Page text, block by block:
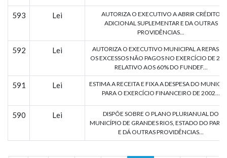
593 Lei
AUTORIZA O EXECUTIVO A ABRIR CRÉDITO
ADICIONAL SUPLEMENTAR E DA OUTRAS
PROVIDÊNCIAS...
592 Lei
AUTORIZA O EXECUTIVO MUNICIPAL A
OS EXCESSOS NÃO PAGOS NO EXERCÍCIO DE
RELATIVO AOS 60% DO FUNDEF...
591 Lei
ESTIMA A RECEITA E FIXA A DESPESA DO
PARA O EXERCÍCIO FINANCEIRO DE 2002...
590 Lei
DISPÕE SOBRE O PLANO PLURIANUAL DO
MUNICÍPIO DE GRANDES RIOS, ESTADO DO
E DÁ OUTRAS PROVIDÊNCIAS...